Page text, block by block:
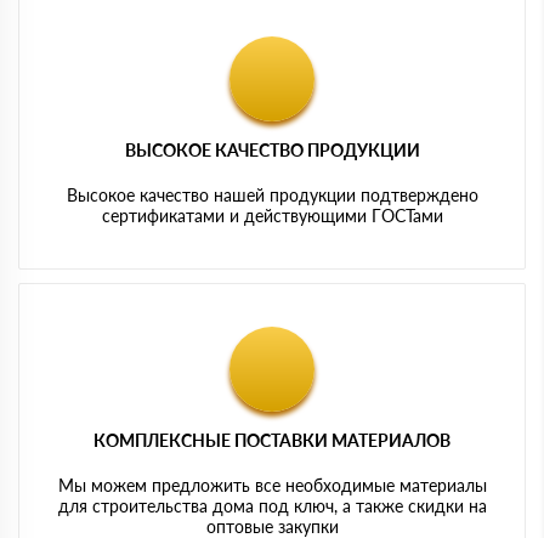
ВЫСОКОЕ КАЧЕСТВО ПРОДУКЦИИ
Высокое качество нашей продукции подтверждено
сертификатами и действующими ГОСТами
КОМПЛЕКСНЫЕ ПОСТАВКИ МАТЕРИАЛОВ
Мы можем предложить все необходимые материалы
для строительства дома под ключ, а также скидки на
оптовые закупки